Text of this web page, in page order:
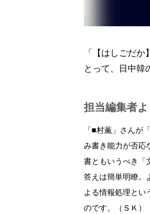
「【はしごだ
とって、日中韓
担当編集者よ
「■村薫」さんが
み書き能力が否応
書ともいうべき「
答えは簡単明瞭。
よる情報処理とい
のです。（ＳＫ）